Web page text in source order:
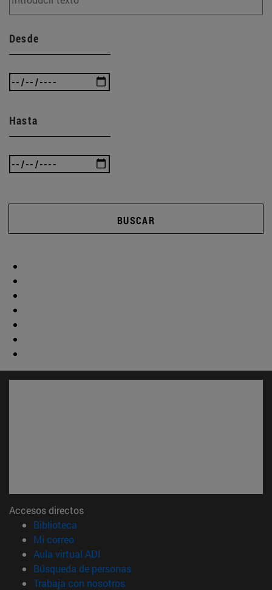
Desde
Hasta
BUSCAR
Accesos directos
Biblioteca
Mi correo(abre en nueva ventana)
Aula virtual ADI
Búsqueda de personas(abre en nueva ventana)
Trabaja con nosotros(abre en nueva ventana)